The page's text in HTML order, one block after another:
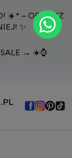
☀️* – ODBIERZ
✨
SALE → ☀️⌚️